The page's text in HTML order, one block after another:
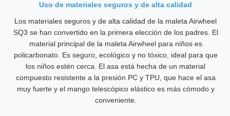
Uso de materiales seguros y de alta calidad
Los materiales seguros y de alta calidad de la maleta Airwheel
SQ3 se han convertido en la primera elección de los padres. El
material principal de la maleta Airwheel para niños es
policarbonato. Es seguro, ecológico y no tóxico, ideal para que
los niños estén cerca. El asa está hecha de un material
compuesto resistente a la presión PC y TPU, que hace el asa
muy fuerte y el mango telescópico elástico es más cómodo y
conveniente.